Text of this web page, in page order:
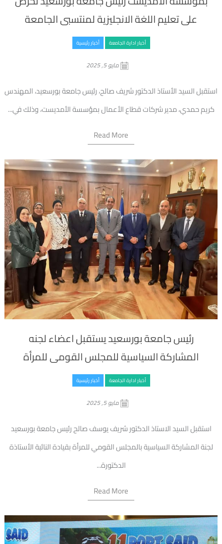
على تعليم اللغة الانجليزية لمنتسبى الجامعة
أخبار ادارة الجامعة أخبار رئيسية
مايو 5, 2025
استقبل السيد الأستاذ الدكتور شريف صالح، رئيس جامعة بورسعيد، المهندس
كريم حمدي، مدير شركات قطاع الأعمال بمؤسسة الأمديست، وذلك في...
Read More
رئيس جامعة بورسعيد يستقبل اعضاء لجنه
المشاركة السياسية للمجلس القومى للمرأة
أخبار ادارة الجامعة أخبار رئيسية
مايو 5, 2025
استقبل السيد الاستاذ الدكتور شريف يوسف صالح رئيس جامعة بورسعيد
لجنة المشاركة السياسية بالمجلس القومي للمرأة بقيادة النائبة الأستاذة
الدكتورة...
Read More